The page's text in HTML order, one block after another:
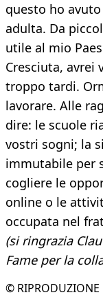
questo ho avuto
adulta. Da
utile al mio
Cresciuta, avrei
troppo tardi.
lavorare. Alle
dire: le scuole
vostri sogni; la
immutabile per
cogliere le
online o le
occupata nel
(si ringrazia
Fame per la
© RIPRODUZIONE